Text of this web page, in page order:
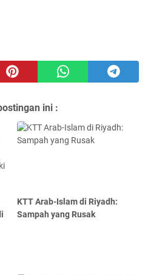
ini :
KTT Arab-Islam di Riyadh:
Sampah yang Rusak